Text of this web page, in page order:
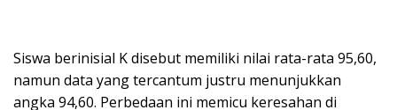
Siswa berinisial K disebut memiliki nilai rata-rata 95,60,
namun data yang tercantum justru menunjukkan
angka 94,60. Perbedaan ini memicu keresahan di